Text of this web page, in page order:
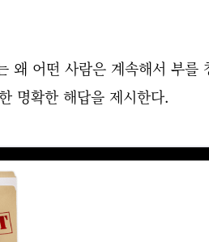
왜 어떤 사람은 계속해서 부를
명확한 해답을 제시한다.